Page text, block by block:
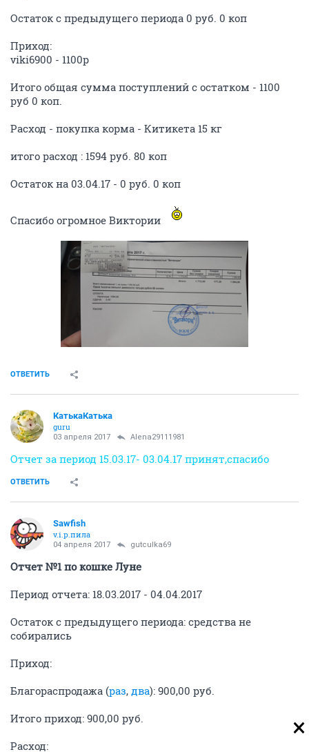
Остаток с предыдущего периода 0 руб. 0 коп
Приход:
viki6900 - 1100р
Итого общая сумма поступлений с остатком - 1100
руб 0 коп.
Расход - покупка корма - Китикета 15 кг
итого расход : 1594 руб. 80 коп
Остаток на 03.04.17 - 0 руб. 0 коп
Спасибо огромное Виктории
ОТВЕТИТЬ
КатькаКатька
guru
03 апреля 2017 Alena29111981
Отчет за период 15.03.17- 03.04.17 принят,спасибо
ОТВЕТИТЬ
Sawfish
v.i.p.пила
04 апреля 2017 gutculka69
Отчет №1 по кошке Луне
Период отчета: 18.03.2017 - 04.04.2017
Остаток с предыдущего периода: средства не
собирались
Приход:
Благораспродажа (раз, два): 900,00 руб.
Итого приход: 900,00 руб.
Расход: